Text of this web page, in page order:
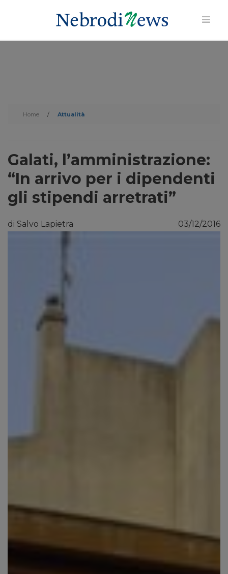
Home / Attualità
Galati, l’amministrazione:
“In arrivo per i dipendenti
gli stipendi arretrati”
di Salvo Lapietra 03/12/2016